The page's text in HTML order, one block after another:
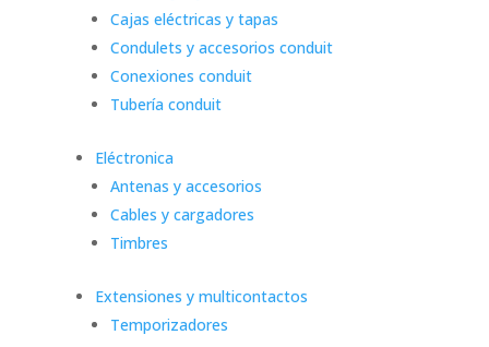
Cajas eléctricas y tapas
Condulets y accesorios conduit
Conexiones conduit
Tubería conduit
Eléctronica
Antenas y accesorios
Cables y cargadores
Timbres
Extensiones y multicontactos
Temporizadores